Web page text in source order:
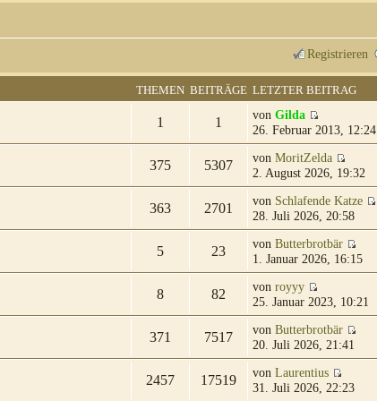
Registrieren
THEMEN BEITRÄGE LETZTER BEITRAG
1 1 von Gilda
26. Februar 2013, 12:24
375 5307 von MoritZelda
2. August 2026, 19:32
363 2701 von Schlafende Katze
28. Juli 2026, 20:58
5 23 von Butterbrotbär
1. Januar 2026, 16:15
8 82 von royyy
25. Januar 2023, 10:21
371 7517 von Butterbrotbär
20. Juli 2026, 21:41
2457 17519 von Laurentius
31. Juli 2026, 22:23